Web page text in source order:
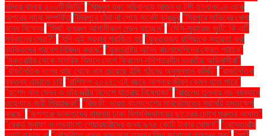
ঘটনায় থানায় ২০০টি জিডি" "মামুনুল হক: সচিবালয়ে আগুন ও টঙ্গী হত্যাকাণ্ড একে
অপরের সাথে সম্পর্কিত "মিরপুরে চাঁদা না পেয়ে মার্কেট ভাঙচুর "মিরপুরে সাকিবের খেলা
বন্ধে বিক্ষোভ "মির্জা ফখরুল আগামীকাল লন্ডন যাচ্ছেন" "মেসি-সুয়ারেজ জুটি: কি এটি
সর্বকালের সেরা?" "যদি এই সরকার পরাজিত হয় "যুক্তরাজ্য রাশিয়াকে সহায়তা করা
ব্যক্তিদের প্রবেশ নিষিদ্ধ করছে" "যুক্তরাষ্ট্র অবৈধ বাংলাদেশিদের ফেরত পাঠাবে"
"যুক্তরাষ্ট্র থেকে সামরিক বিমানে দেশে ফিরলেন নথিপত্রহীন ভারতীয় অভিবাসীরা"
"রাজনৈতিক দলের কাছ থেকে নাম চেয়েছে ইসি গঠনের অনুসন্ধান কমিটি" "রাজনৈতিক
বক্তব্য এড়াতে চাই "রাশিফল ২০২৪: এই বছরে আপনার জীবন কেমন হতে পারে"
"রাশেদ খান মেনন ও তাঁর স্ত্রীর বিদেশে যাত্রায় নিষেধাজ্ঞা" "রাহুলের তুলনায় বড় ব্যবধানে
ওয়েনাডে জয়ী প্রিয়াঙ্কা" "রিজভী: ভারত বাংলাদেশের সার্বভৌমত্বে সরাসরি হস্তক্ষেপ
করছে" "রূপগঞ্জে ডাকাতদের হামলায় ঢাকা বিশ্ববিদ্যালয়ের ছাত্রের চোখে গুরুতর আঘাত"
"রেকর্ড মুনাফা ও লভ্যাংশ: শেয়ারধারীদের জন্য ৯৭৫ কোটি টাকার ঘোষণা" "রেস্তোরাঁয়